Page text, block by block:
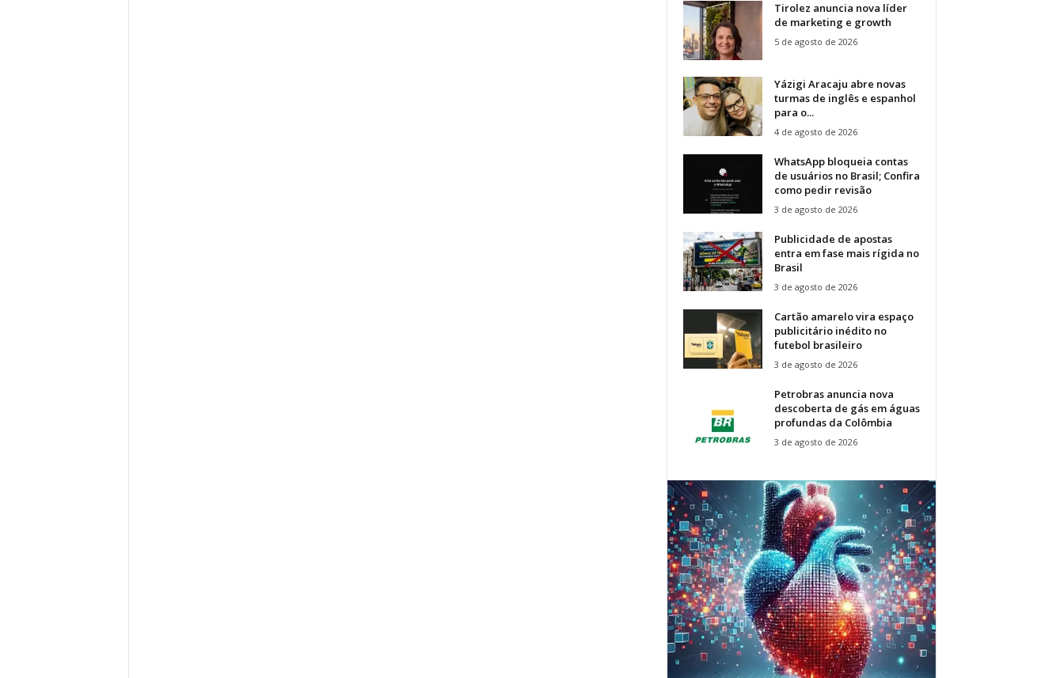
Tirolez anuncia nova líder
de marketing e growth
5 de agosto de 2026
Yázigi Aracaju abre novas
turmas de inglês e espanhol
para o...
4 de agosto de 2026
WhatsApp bloqueia contas
de usuários no Brasil; Confira
como pedir revisão
3 de agosto de 2026
Publicidade de apostas
entra em fase mais rígida no
Brasil
3 de agosto de 2026
Cartão amarelo vira espaço
publicitário inédito no
futebol brasileiro
3 de agosto de 2026
Petrobras anuncia nova
descoberta de gás em águas
profundas da Colômbia
3 de agosto de 2026